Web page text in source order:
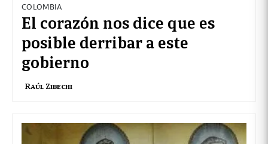
COLOMBIA
El corazón nos dice que es
posible derribar a este
gobierno
Raúl Zibechi